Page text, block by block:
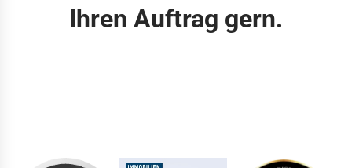
Ihren Auftrag gern.